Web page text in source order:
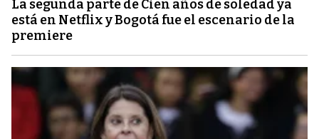
La segunda parte de Cien años de soledad ya
está en Netflix y Bogotá fue el escenario de la
premiere